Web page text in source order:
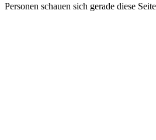
Personen schauen sich gerade diese